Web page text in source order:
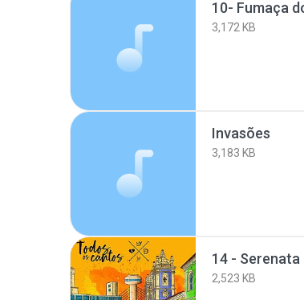
3,172 KB
Invasões
3,183 KB
14 - Serenata
2,523 KB